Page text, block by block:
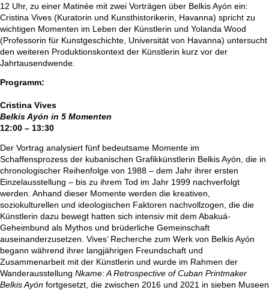
12 Uhr, zu einer Matinée mit zwei Vorträgen über Belkis Ayón ein:
Cristina Vives (Kuratorin und Kunsthistorikerin, Havanna) spricht zu
wichtigen Momenten im Leben der Künstlerin und Yolanda Wood
(Professorin für Kunstgeschichte, Universität von Havanna) untersucht
den weiteren Produktionskontext der Künstlerin kurz vor der
Jahrtausendwende.
Programm:
Cristina Vives
Belkis Ayón in 5 Momenten
12:00 – 13:30
Der Vortrag analysiert fünf bedeutsame Momente im
Schaffensprozess der kubanischen Grafikkünstlerin Belkis Ayón, die in
chronologischer Reihenfolge von 1988 – dem Jahr ihrer ersten
Einzelausstellung – bis zu ihrem Tod im Jahr 1999 nachverfolgt
werden. Anhand dieser Momente werden die kreativen,
soziokulturellen und ideologischen Faktoren nachvollzogen, die die
Künstlerin dazu bewegt hatten sich intensiv mit dem Abakuá-
Geheimbund als Mythos und brüderliche Gemeinschaft
auseinanderzusetzen. Vives’ Recherche zum Werk von Belkis Ayón
begann während ihrer langjährigen Freundschaft und
Zusammenarbeit mit der Künstlerin und wurde im Rahmen der
Wanderausstellung Nkame: A Retrospective of Cuban Printmaker
Belkis Ayón fortgesetzt, die zwischen 2016 und 2021 in sieben Museen